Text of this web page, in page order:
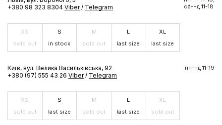
+380 98 323 8304 Viber / Telegram
сб-нд 11-18
XS
sold out
S
in stock
M
sold out
L
last size
XL
last size
Київ, вул. Велика Васильківська, 92
+380 (97) 555 43 26 Viber / Telegram
пн-нд 11-19
XS
sold out
S
last size
M
sold out
L
last size
XL
sold out
ПІДПИСАТИСЬ ЗАРАЗ